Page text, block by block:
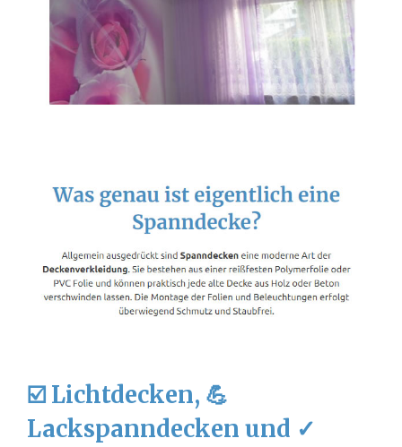
☑️ Lichtdecken, 💪
Lackspanndecken und ✓